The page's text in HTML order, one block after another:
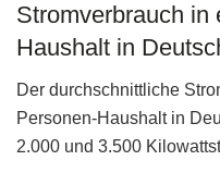
Stromverbrauch in
Haushalt in
Der durchschnittliche
Personen-Haushalt in
2.000 und 3.500